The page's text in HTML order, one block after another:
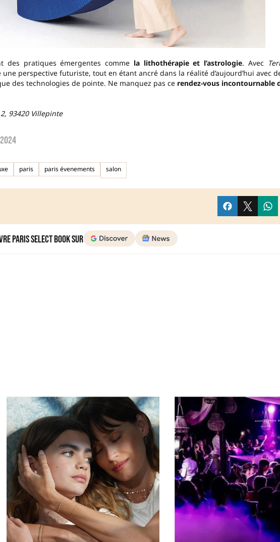
des pratiques émergentes comme la lithothérapie et l’astrologie. Avec
perspective futuriste, tout en étant ancré dans la réalité d’aujourd’hui avec
des technologies de pointe. Ne manquez pas ce rendez-vous incontournable
93420 Villepinte
paris paris évenements salon
Paris Select Book sur